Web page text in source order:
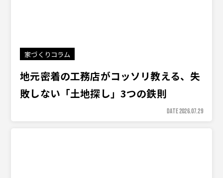
家づくりコラム
地元密着の工務店がコッソリ教える、失
敗しない「土地探し」3つの鉄則
DATE 2026.07.29